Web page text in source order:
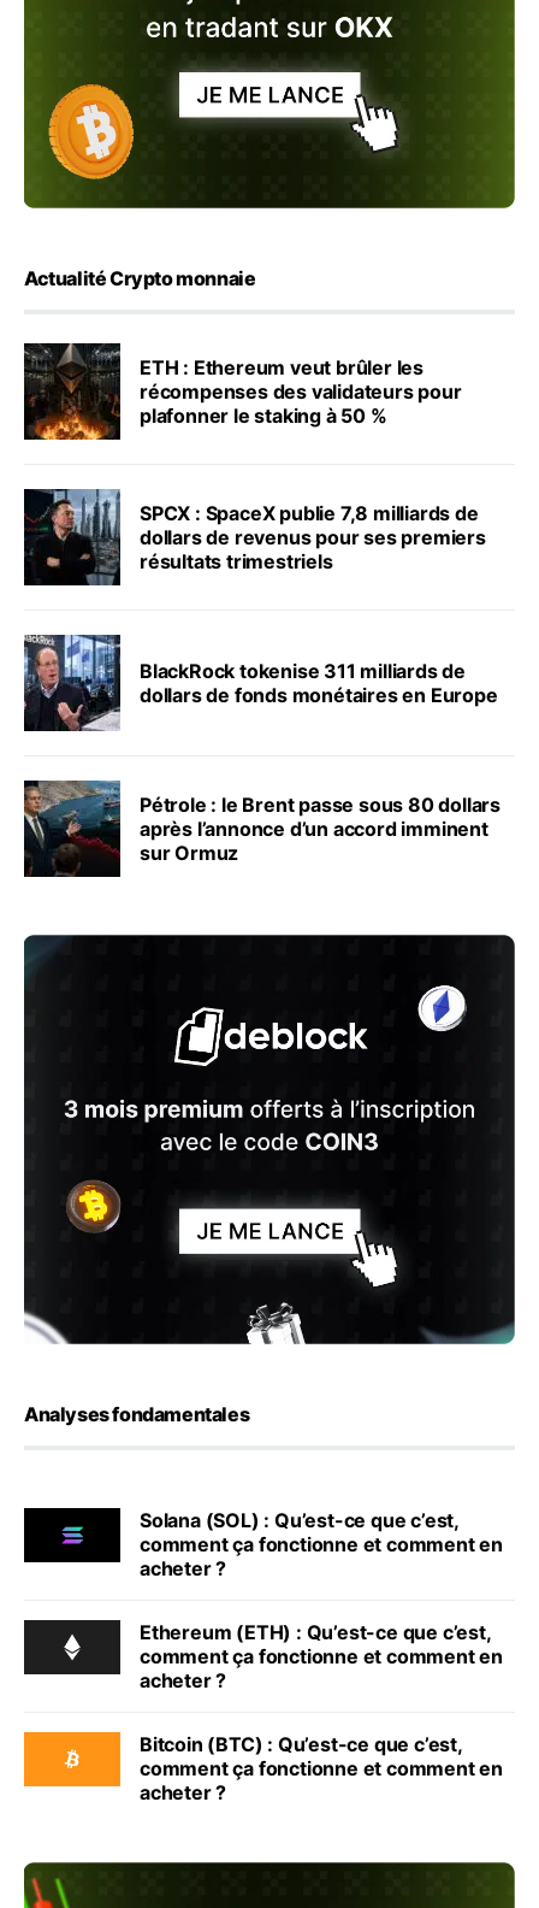
Actualité Crypto monnaie
ETH : Ethereum veut brûler les
récompenses des validateurs pour
plafonner le staking à 50 %
SPCX : SpaceX publie 7,8 milliards de
dollars de revenus pour ses premiers
résultats trimestriels
BlackRock tokenise 311 milliards de
dollars de fonds monétaires en Europe
Pétrole : le Brent passe sous 80 dollars
après l’annonce d’un accord imminent
sur Ormuz
Analyses fondamentales
Solana (SOL) : Qu’est-ce que c’est,
comment ça fonctionne et comment en
acheter ?
Ethereum (ETH) : Qu’est-ce que c’est,
comment ça fonctionne et comment en
acheter ?
Bitcoin (BTC) : Qu’est-ce que c’est,
comment ça fonctionne et comment en
acheter ?